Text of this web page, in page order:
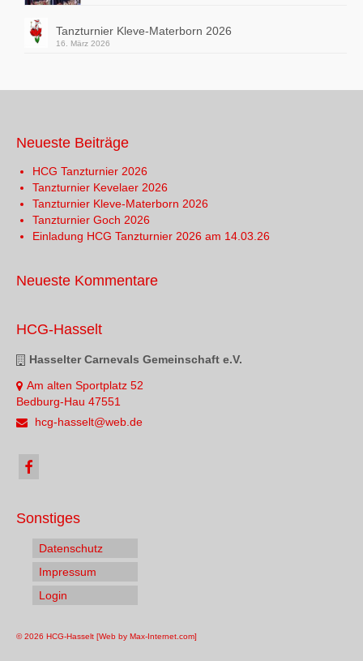
Tanzturnier Kleve-Materborn 2026
16. März 2026
Neueste Beiträge
HCG Tanzturnier 2026
Tanzturnier Kevelaer 2026
Tanzturnier Kleve-Materborn 2026
Tanzturnier Goch 2026
Einladung HCG Tanzturnier 2026 am 14.03.26
Neueste Kommentare
HCG-Hasselt
Hasselter Carnevals Gemeinschaft e.V.
Am alten Sportplatz 52
Bedburg-Hau 47551
hcg-hasselt@web.de
Sonstiges
Datenschutz
Impressum
Login
© 2026 HCG-Hasselt [Web by Max-Internet.com]